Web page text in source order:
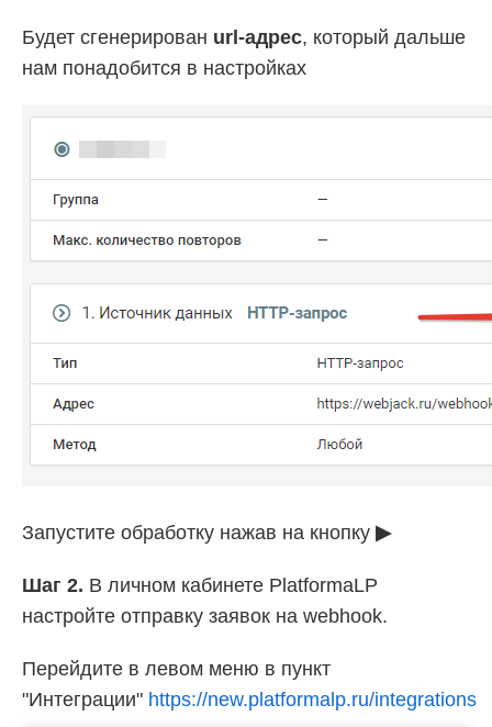
Будет сгенерирован url-адрес, который дальше
нам понадобится в настройках
Запустите обработку нажав на кнопку ▶
Шаг 2. В личном кабинете PlatformaLP
настройте отправку заявок на webhook.
Перейдите в левом меню в пункт
"Интеграции" https://new.platformalp.ru/integrations